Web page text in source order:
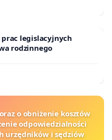
prac legislacyjnych
rodzinnego
o obniżenie kosztów
odpowiedzialności
urzędników i sędziów